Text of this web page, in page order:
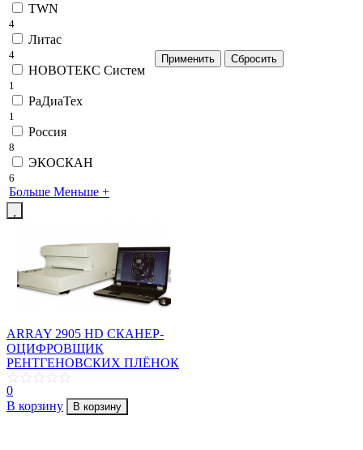
TWN
4
Литас
4
НОВОТЕКС Систем
1
РаДиаТех
1
Россия
8
ЭКОСКАН
6
Больше Меньше +
ARRAY 2905 HD СКАНЕР-
ОЦИФРОВЩИК
РЕНТГЕНОВСКИХ ПЛЁНОК
0
В корзину
В корзину